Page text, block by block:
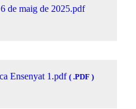
de maig de 2025.pdf
Ensenyat 1.pdf ( .PDF )